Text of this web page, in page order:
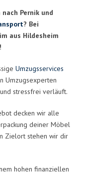
Pernik und
? Bei
aus Hildesheim
Umzugsservices
Umzugsexperten
stressfrei verläuft.
decken wir alle
deiner Möbel
Zielort stehen wir dir
hohen finanziellen